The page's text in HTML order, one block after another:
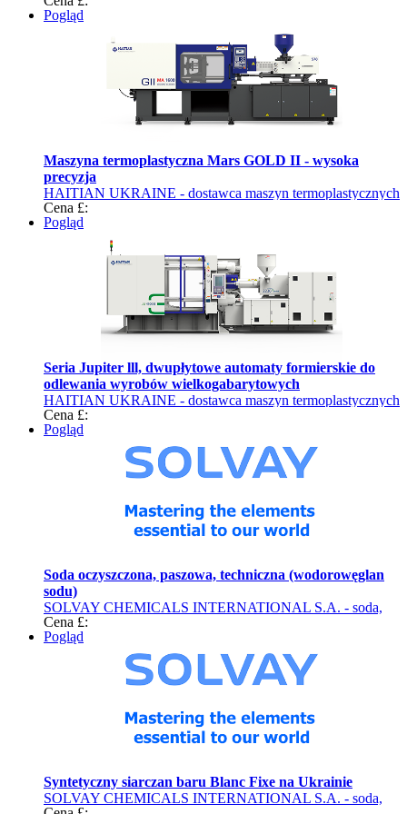
Pogląd
Maszyna termoplastyczna Mars GOLD II - wysoka
precyzja
HAITIAN UKRAINE - dostawca maszyn termoplastycznych
Cena £:
Pogląd
Seria Jupiter lll, dwupłytowe automaty formierskie do
odlewania wyrobów wielkogabarytowych
HAITIAN UKRAINE - dostawca maszyn termoplastycznych
Cena £:
Pogląd
Soda oczyszczona, paszowa, techniczna (wodorowęglan
sodu)
SOLVAY CHEMICALS INTERNATIONAL S.A. - soda,
siarczan baru (produkty chemiczne)
Cena £:
Pogląd
Syntetyczny siarczan baru Blanc Fixe na Ukrainie
SOLVAY CHEMICALS INTERNATIONAL S.A. - soda,